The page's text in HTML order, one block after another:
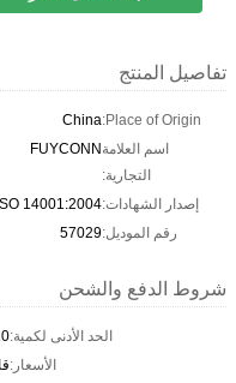
تفاصيل المنتج
Place of Origin:
China
اسم العلامة
التجارية:
FUYCONN
إصدار الشهادات:14001:2004
رقم الموديل:57029
شروط الدفع والشحن
الحد الأدنى لكمية:10
الأسعار: